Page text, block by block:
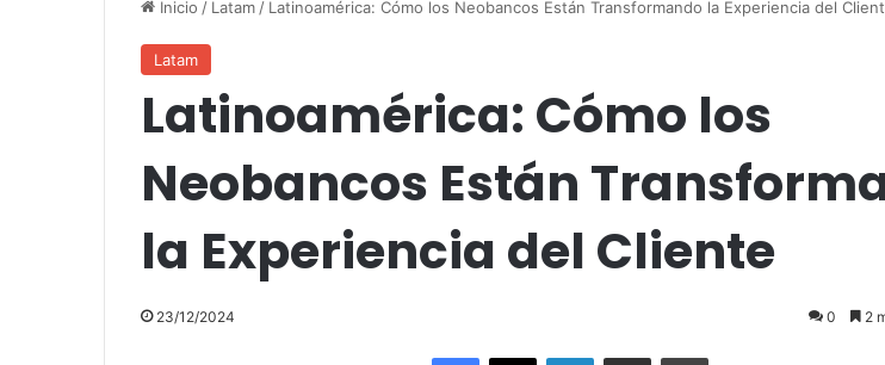
Inicio / Latam/ Latinoamérica: Cómo los Neobancos Están Transformando la Experiencia del
Latam
Latinoamérica: Cómo los
Neobancos Están
la Experiencia del Cliente
23/12/2024 0 2
Facebook
X LinkedInCompartir por correo electrónicoImprimir